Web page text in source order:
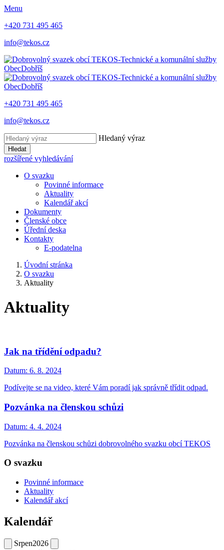
Menu
+420 731 495 465
info@tekos.cz
ObecDobříš
ObecDobříš
+420 731 495 465
info@tekos.cz
Hledaný výraz
Hledat
rozšířené vyhledávání
O svazku
Povinné informace
Aktuality
Kalendář akcí
Dokumenty
Členské obce
Úřední deska
Kontakty
E-podatelna
Úvodní stránka
O svazku
Aktuality
Aktuality
Jak na třídění odpadu?
Datum: 6. 8. 2024
Podívejte se na video, které Vám poradí jak správně třídit odpad.
Pozvánka na členskou schůzi
Datum: 4. 4. 2024
Pozvánka na členskou schůzi dobrovolného svazku obcí TEKOS
O svazku
Povinné informace
Aktuality
Kalendář akcí
Kalendář
Srpen2026